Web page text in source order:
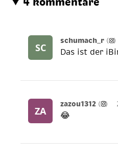
schumach_r ( )
Das ist der
zazou1312 ( )
😂